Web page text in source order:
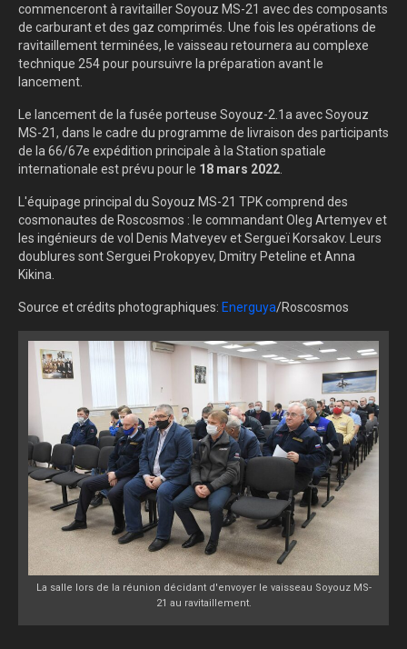
commenceront à ravitailler Soyouz MS-21 avec des composants
de carburant et des gaz comprimés. Une fois les opérations de
ravitaillement terminées, le vaisseau retournera au complexe
technique 254 pour poursuivre la préparation avant le
lancement.
Le lancement de la fusée porteuse Soyouz-2.1a avec Soyouz
MS-21, dans le cadre du programme de livraison des participants
de la 66/67e expédition principale à la Station spatiale
internationale est prévu pour le 18 mars 2022.
L'équipage principal du Soyouz MS-21 TPK comprend des
cosmonautes de Roscosmos : le commandant Oleg Artemyev et
les ingénieurs de vol Denis Matveyev et Sergueï Korsakov. Leurs
doublures sont Serguei Prokopyev, Dmitry Peteline et Anna
Kikina.
Source et crédits photographiques: Energuya/Roscosmos
La salle lors de la réunion décidant d'envoyer le vaisseau Soyouz MS-
21 au ravitaillement.